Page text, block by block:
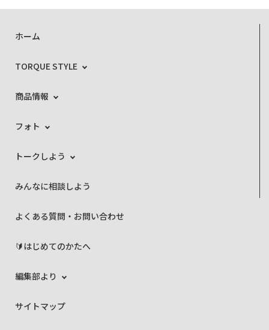
ホーム
TORQUE STYLE
商品情報
フォト
トークしよう
みんなに相談しよう
よくある質問・お問い合わせ
🔰はじめてのかたへ
編集部より
サイトマップ